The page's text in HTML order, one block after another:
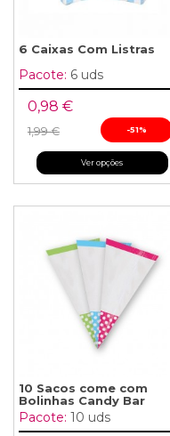
6 Caixas Com Listras
Pacote: 6 uds
0,98 €
1,99 € -51%
Ver opções
10 Sacos come com
Bolinhas Candy Bar
Pacote: 10 uds